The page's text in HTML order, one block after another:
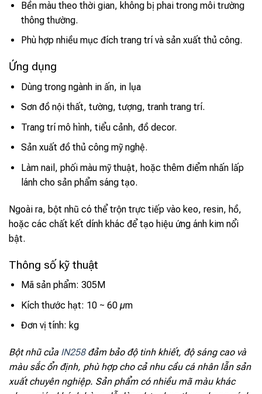
Bền màu theo thời gian, không bị phai trong môi trường
thông thường.
Phù hợp nhiều mục đích trang trí và sản xuất thủ công.
Ứng dụng
Dùng trong ngành in ấn, in lụa
Sơn đồ nội thất, tường, tượng, tranh trang trí.
Trang trí mô hình, tiểu cảnh, đồ decor.
Sản xuất đồ thủ công mỹ nghệ.
Làm nail, phối màu mỹ thuật, hoặc thêm điểm nhấn lấp
lánh cho sản phẩm sáng tạo.
Ngoài ra, bột nhũ có thể trộn trực tiếp vào keo, resin, hồ,
hoặc các chất kết dính khác để tạo hiệu ứng ánh kim nổi
bật.
Thông số kỹ thuật
Mã sản phẩm: 305M
Kích thước hạt: 10 ~ 60 µm
Đơn vị tính: kg
Bột nhũ của IN258đảm bảo độ tinh khiết, độ sáng cao và
màu sắc ổn định, phù hợp cho cả nhu cầu cá nhân lẫn sản
xuất chuyên nghiệp. Sản phẩm có nhiều mã màu khác